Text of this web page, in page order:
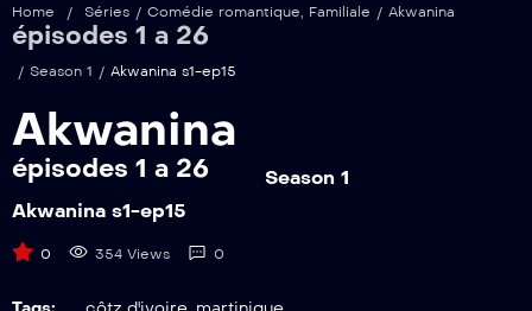
Akwanina s1-ep18
19
Akwanina s1-ep19
Akwanina s1-ep20
Home / Séries / Comédie romantique, Familiale / Akwanina
épisodes 1 a 26
/ Season 1 / Akwanina s1-ep15
Akwanina
épisodes 1 a 26
Season 1
Akwanina s1-ep15
0 354 Views 0